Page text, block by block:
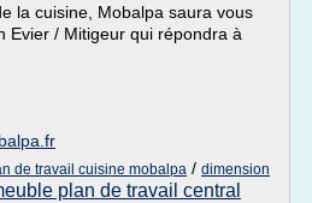
la cuisine, Mobalpa saura vous
Evier / Mitigeur qui répondra à
de travail cuisine mobalpa / dimension
plan de travail central